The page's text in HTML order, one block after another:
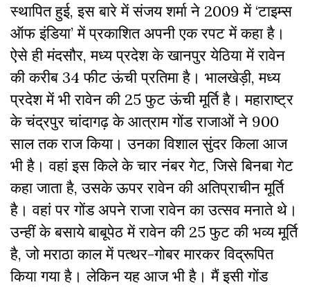
स्थापित हुई, इस बारे में संजय शर्मा ने 2009 में ‘टाइम्स
ऑफ इंडिया’ में प्रकाशित अपनी एक रपट में कहा है।
ऐसे ही मंदसौर, मध्य प्रदेश के खानपुर येठिया में रावेन
की करीब 34 फीट ऊंची प्रतिमा है। भालखेड़ी, मध्य
प्रदेश में भी रावेन की 25 फुट ऊंची मूर्ति है। महाराष्ट्र
के चंद्रपुर चांदागढ़ के आत्राम गोंड राजाओं ने 900
साल तक राज किया। उनका विशाल सुंदर किला आज
भी है। वहां इस किले के चार नंबर गेट, जिसे बिनबा गेट
कहा जाता है, उसके ऊपर रावेन की अतिप्राचीन मूर्ति
है। वहां पर गोंड अपने राजा रावेन का उत्सव मनाते थे।
उन्हीं के बसाये बाबूपेठ में रावेन की 25 फुट की भव्य मूर्ति
है, जो मराठा काल में पत्थर-गोबर मारकर विद्रूपित
किया गया है। लेकिन यह आज भी है। मैं इसी गोंड